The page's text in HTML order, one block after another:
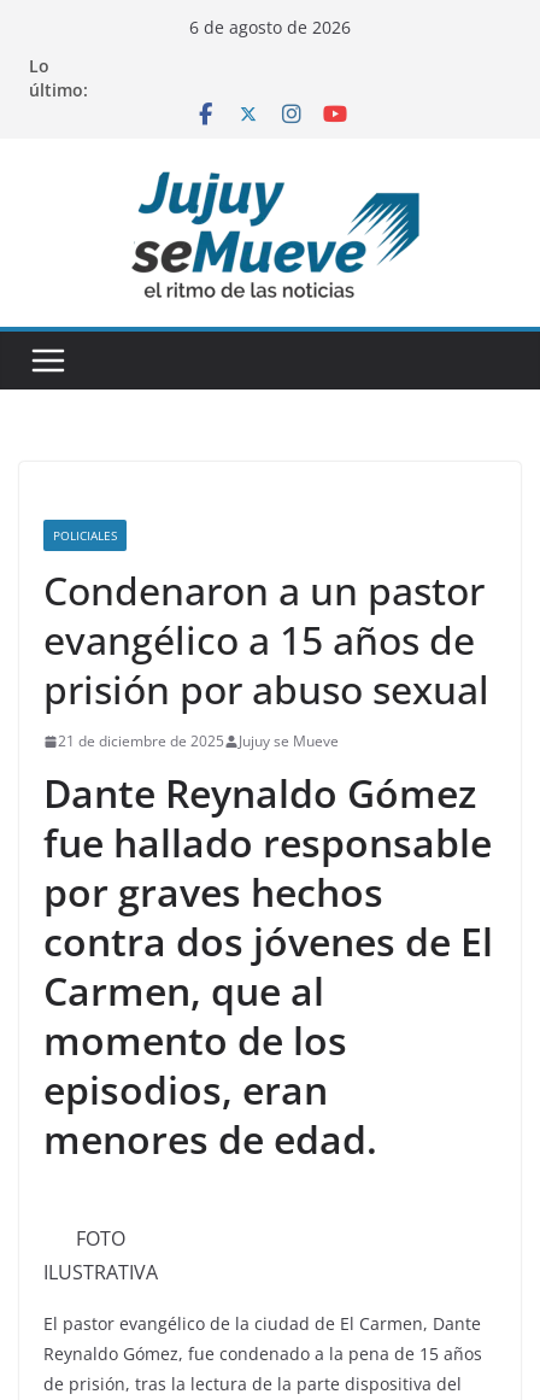
contenido
6 de agosto de 2026
Lo
último:
POLICIALES
Condenaron a un pastor
evangélico a 15 años de
prisión por abuso sexual
21 de diciembre de 2025 Jujuy se Mueve
Dante Reynaldo Gómez
fue hallado responsable
por graves hechos
contra dos jóvenes de El
Carmen, que al
momento de los
episodios, eran
menores de edad.
FOTO
ILUSTRATIVA
El pastor evangélico de la ciudad de El Carmen, Dante
Reynaldo Gómez, fue condenado a la pena de 15 años
de prisión, tras la lectura de la parte dispositiva del